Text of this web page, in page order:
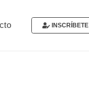
INSCRÍBETE